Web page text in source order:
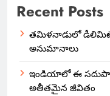
Recent Posts
తమిళనాడులో
అనుమానాలు
ఇండియాలో‌ ఈ
అతీతమైన జీవితం